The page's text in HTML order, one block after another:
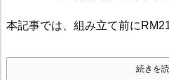
本記事では、組み立て前に
続きを